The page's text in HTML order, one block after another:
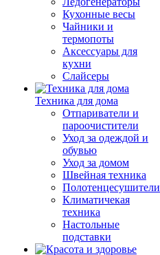
Кухонные весы
Чайники и
термопоты
Аксессуары для
кухни
Слайсеры
Техника для дома
Отпариватели и
пароочистители
Уход за одеждой и
обувью
Уход за домом
Швейная техника
Полотенцесушители
Климатичекая
техника
Настольные
подставки